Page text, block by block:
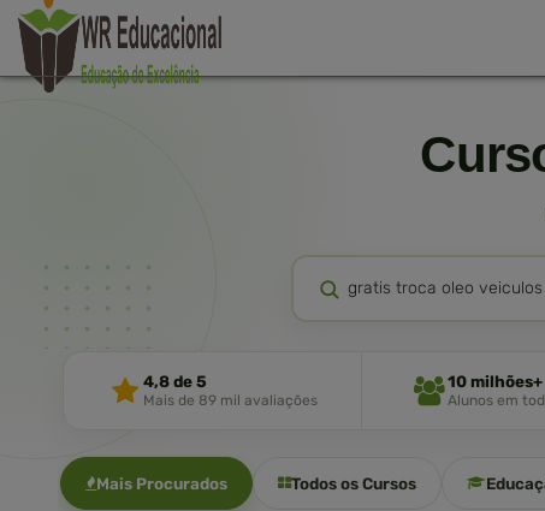
4,8 de 5
Mais de 89 mil avaliações
10 milhões+
Alunos em
Mais Procurados Todos os Cursos